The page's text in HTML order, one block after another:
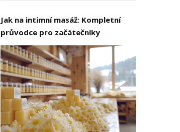
Jak na intimní masáž: Kompletní
průvodce pro začátečníky